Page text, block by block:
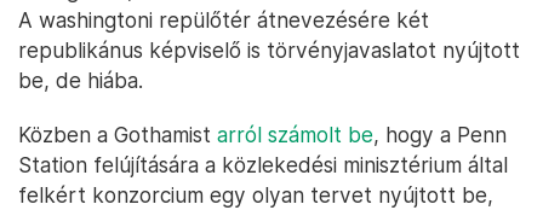
A washingtoni repülőtér átnevezésére két
republikánus képviselő is törvényjavaslatot nyújtott
be, de hiába.
Közben a Gothamist arról számolt be, hogy a Penn
Station felújítására a közlekedési minisztérium által
felkért konzorcium egy olyan tervet nyújtott be,